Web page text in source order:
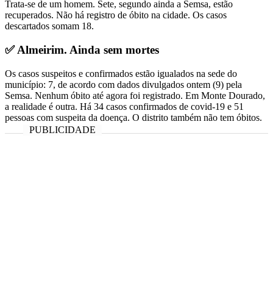
Trata-se de um homem. Sete, segundo ainda a Semsa, estão
recuperados. Não há registro de óbito na cidade. Os casos
descartados somam 18.
✅ Almeirim. Ainda sem mortes
Os casos suspeitos e confirmados estão igualados na sede do
município: 7, de acordo com dados divulgados ontem (9) pela
Semsa. Nenhum óbito até agora foi registrado. Em Monte Dourado,
a realidade é outra. Há 34 casos confirmados de covid-19 e 51
pessoas com suspeita da doença. O distrito também não tem óbitos.